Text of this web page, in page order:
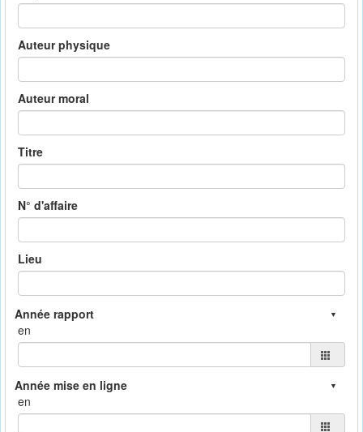
Auteur physique
Auteur moral
Titre
N° d'affaire
Lieu
en
en